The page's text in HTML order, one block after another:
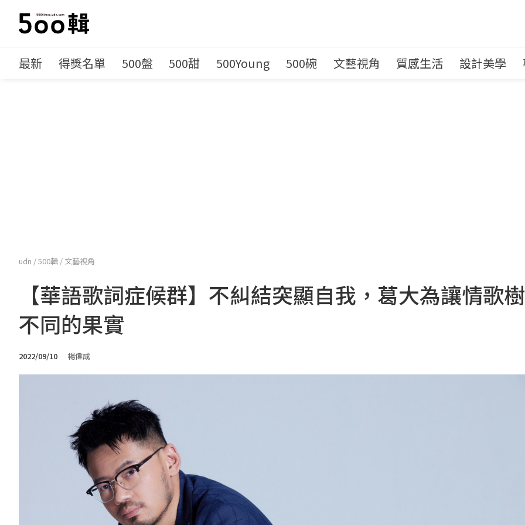
最新 得獎名單 500盤 500甜 500Young 500碗 文藝視角 質感生活 設計美學
udn /500輯 / 文藝視角
【華語歌詞症候群】不糾結突顯自我，葛大為讓情歌
不同的果實
2022/09/10 楊偉成